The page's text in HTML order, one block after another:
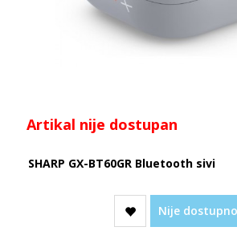
Artikal nije dostupan
SHARP GX-BT60GR Bluetooth sivi
Nije dostupno